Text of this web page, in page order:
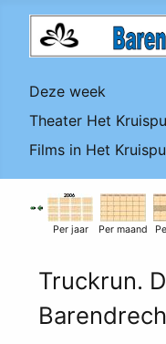
Deze week
Theater Het
Films in Het
Per jaar Per maand
Truckrun.